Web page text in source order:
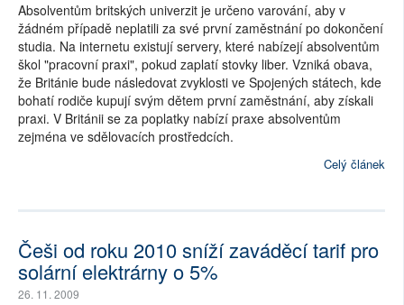
Absolventům britských univerzit je určeno varování, aby v
žádném případě neplatili za své první zaměstnání po dokončení
studia. Na internetu existují servery, které nabízejí absolventům
škol "pracovní praxi", pokud zaplatí stovky liber. Vzniká obava,
že Británie bude následovat zvyklosti ve Spojených státech, kde
bohatí rodiče kupují svým dětem první zaměstnání, aby získali
praxi. V Británii se za poplatky nabízí praxe absolventům
zejména ve sdělovacích prostředcích.
Celý článek
Češi od roku 2010 sníží zaváděcí tarif pro
solární elektrárny o 5%
26. 11. 2009